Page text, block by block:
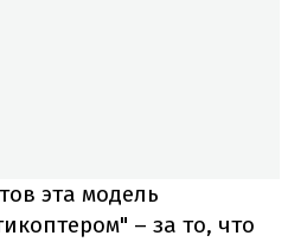
эта модель
– за то, что